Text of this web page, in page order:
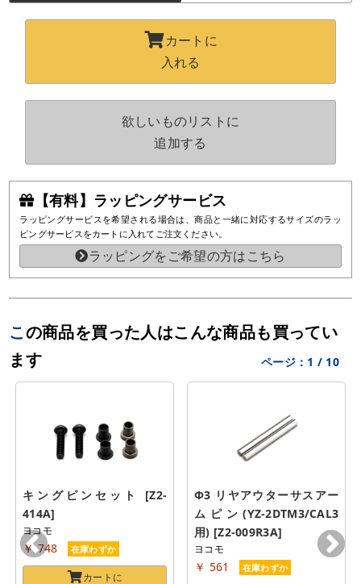
【有料】ラッピングサービス
ラッピングサービスを希望される場合は、商品と一緒に対応するサイズのラッ
ピングサービスをカートに入れてご注文ください。
ラッピングをご希望の方はこちら
カートに
入れる
欲しいものリストに
追加する
この商品を買った人はこんな商品も買ってい
ます
ページ： 1 / 10
キングピンセット [Z2-
414A]
ヨコモ
￥ 748 在庫わずか
カートに
Φ3 リヤアウターサスアー
ムピン(YZ-2DTM3/CAL3
用) [Z2-009R3A]
ヨコモ
￥ 561 在庫わずか